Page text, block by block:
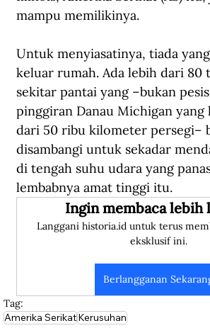
mampu memilikinya.
Untuk menyiasatinya, tiada
keluar rumah. Ada lebih dari 80
sekitar pantai yang –bukan
pinggiran Danau Michigan yang
dari 50 ribu kilometer persegi–
disambangi untuk sekadar
di tengah suhu udara yang
lembabnya amat tinggi itu.
Ingin membaca lebih
Langgani historia.id untuk terus
eksklusif ini.
Berlangganan
Tag:
Amerika SerikatKerusuhan